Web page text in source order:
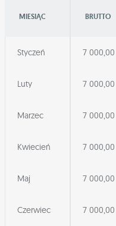
MIESIĄC BRUTTO
Styczeń 7 000,00
Luty 7 000,00
Marzec 7 000,00
Kwiecień 7 000,00
Maj 7 000,00
Czerwiec 7 000,00